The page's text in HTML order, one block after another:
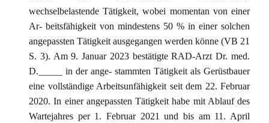
wechselbelastende Tätigkeit, wobei momentan von einer
Ar- beitsfähigkeit von mindestens 50 % in einer solchen
angepassten Tätigkeit ausgegangen werden könne (VB 21
S. 3). Am 9. Januar 2023 bestätigte RAD-Arzt Dr. med.
D._____ in der ange- stammten Tätigkeit als Gerüstbauer
eine vollständige Arbeitsunfähigkeit seit dem 22. Februar
2020. In einer angepassten Tätigkeit habe mit Ablauf des
Wartejahres per 1. Februar 2021 und bis am 11. April